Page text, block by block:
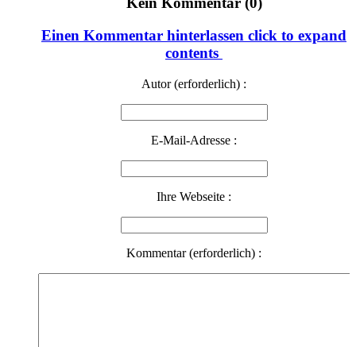
Einen Kommentar hinterlassen click to expand
contents
Autor (erforderlich) :
E-Mail-Adresse :
Ihre Webseite :
Kommentar (erforderlich) :